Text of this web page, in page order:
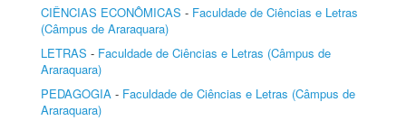
CIÊNCIAS ECONÔMICAS - Faculdade de Ciências e Letras
(Câmpus de Araraquara)
LETRAS - Faculdade de Ciências e Letras (Câmpus de
Araraquara)
PEDAGOGIA - Faculdade de Ciências e Letras (Câmpus de
Araraquara)